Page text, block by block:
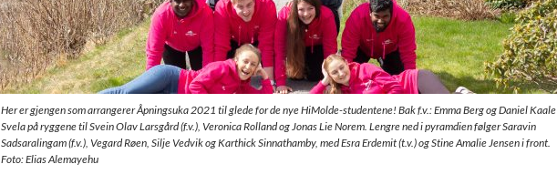
Her er gjengen som arrangerer Åpningsuka 2021 til glede for de nye HiMolde-studentene! Bak f.v.: Emma Berg og Daniel Kaale
Svela på ryggene til Svein Olav Larsgård (f.v.), Veronica Rolland og Jonas Lie Norem. Lengre ned i pyramdien følger Saravin
Sadsaralingam (f.v.), Vegard Røen, Silje Vedvik og Karthick Sinnathamby, med Esra Erdemit (t.v.) og Stine Amalie Jensen i front.
Foto: Elias Alemayehu